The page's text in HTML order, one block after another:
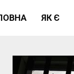
ЯК Є